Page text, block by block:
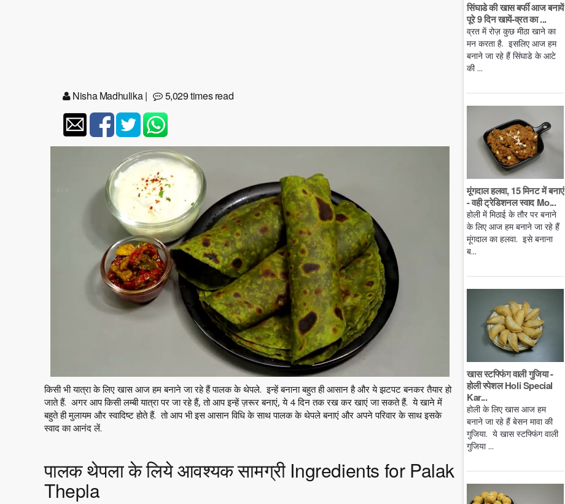
Nisha Madhulika| 5,029 times read
किसी भी यात्रा के लिए खास आज हम बनाने जा रहे हैं पालक के थेपले. इन्हें बनाना बहुत ही आसान है और ये झटपट बनकर तैयार हो
जाते हैं. अगर आप किसी लम्बी यात्रा पर जा रहे हैं, तो आप इन्हें ज़रूर बनाएं, ये 4 दिन तक रख कर खाएं जा सकते हैं. ये खाने में
बहुते ही मुलायम और स्वादिष्ट होते हैं. तो आप भी इस आसान विधि के साथ पालक के थेपले बनाएं और अपने परिवार के साथ इसके
स्वाद का आनंद लें.
पालक थेपला के लिये आवश्यक सामग्री Ingredients for Palak
Thepla
सिंघाडे की खास बर्फी आज बनायें
पूरे 9 दिन खायें-व्रत का ...
व्रत में रोज़ कुछ मीठा खाने का
मन करता है. इसलिए आज हम
बनाने जा रहे हैं सिंघाडे के आटे
की ...
मूंगदाल हलवा, 15 मिनट में बनाएं
- वही ट्रेडिशनल स्वाद Mo...
होली में मिठाई के तौर पर बनाने
के लिए आज हम बनाने जा रहे हैं
मूंगदाल का हलवा. इसे बनाना
ब...
खास स्टफ्फिंग वाली गुजिया -
होली स्पेशल Holi Special
Kar...
होली के लिए खास आज हम
बनाने जा रहे हैं बेसन मावा की
गुजिया. ये खास स्टफ्फिंग वाली
गुजिया ...